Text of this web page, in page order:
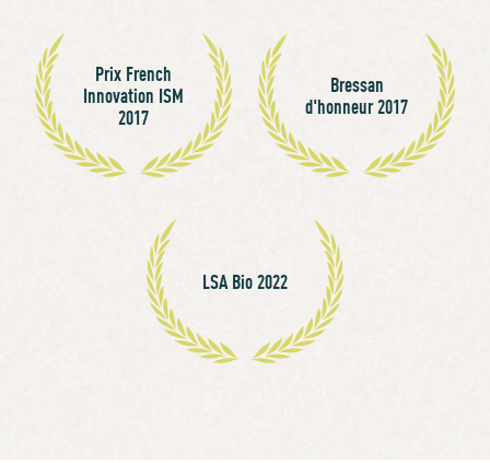
Prix French
Innovation ISM
2017
Bressan
d'honneur 2017
LSA Bio 2022